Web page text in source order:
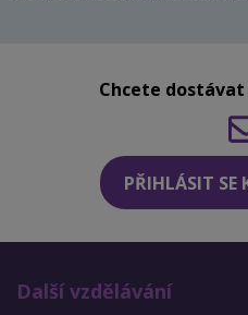
Chcete
PŘIHLÁSIT SE
Další vzdělávání